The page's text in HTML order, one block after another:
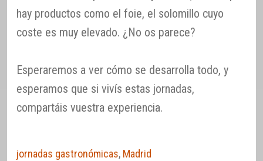
hay productos como el foie, el solomillo cuyo
coste es muy elevado. ¿No os parece?
Esperaremos a ver cómo se desarrolla todo, y
esperamos que si vivís estas jornadas,
compartáis vuestra experiencia.
jornadas gastronómicas, Madrid